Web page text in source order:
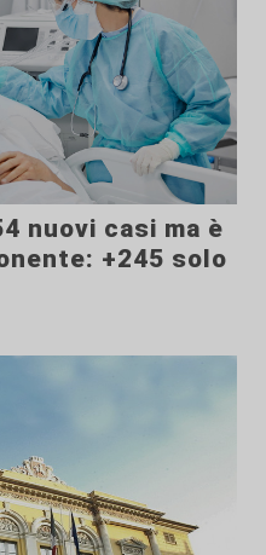
nuovi casi ma è
+245 solo